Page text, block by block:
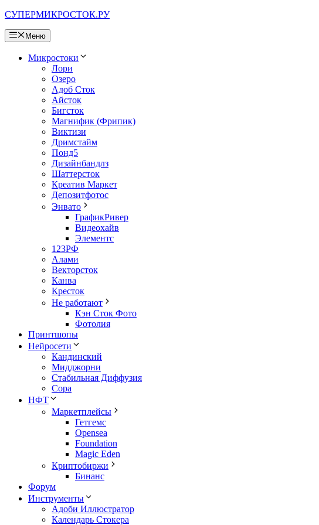
Перейти
содержимому
СУПЕРМИКРОСТОК.РУ
Меню
Микростоки
Лори
Озеро
Адоб Сток
Айсток
Бигсток
Магнифик (Фрипик)
Виктизи
Дримстайм
Понд5
Дизайнбандлз
Шаттерсток
Креатив Маркет
Депозитфотос
Энвато
ГрафикРивер
Видеохайв
Элементс
123РФ
Алами
Векторсток
Канва
Кресток
Не работают
Кэн Сток Фото
Фотолия
Принтшопы
Нейросети
Кандинский
Мидджорни
Стабильная Диффузия
Сора
НФТ
Маркетплейсы
Гетгемс
Opensea
Foundation
Magic Eden
Криптобиржи
Бинанс
Форум
Инструменты
Адоби Иллюстратор
Календарь Стокера